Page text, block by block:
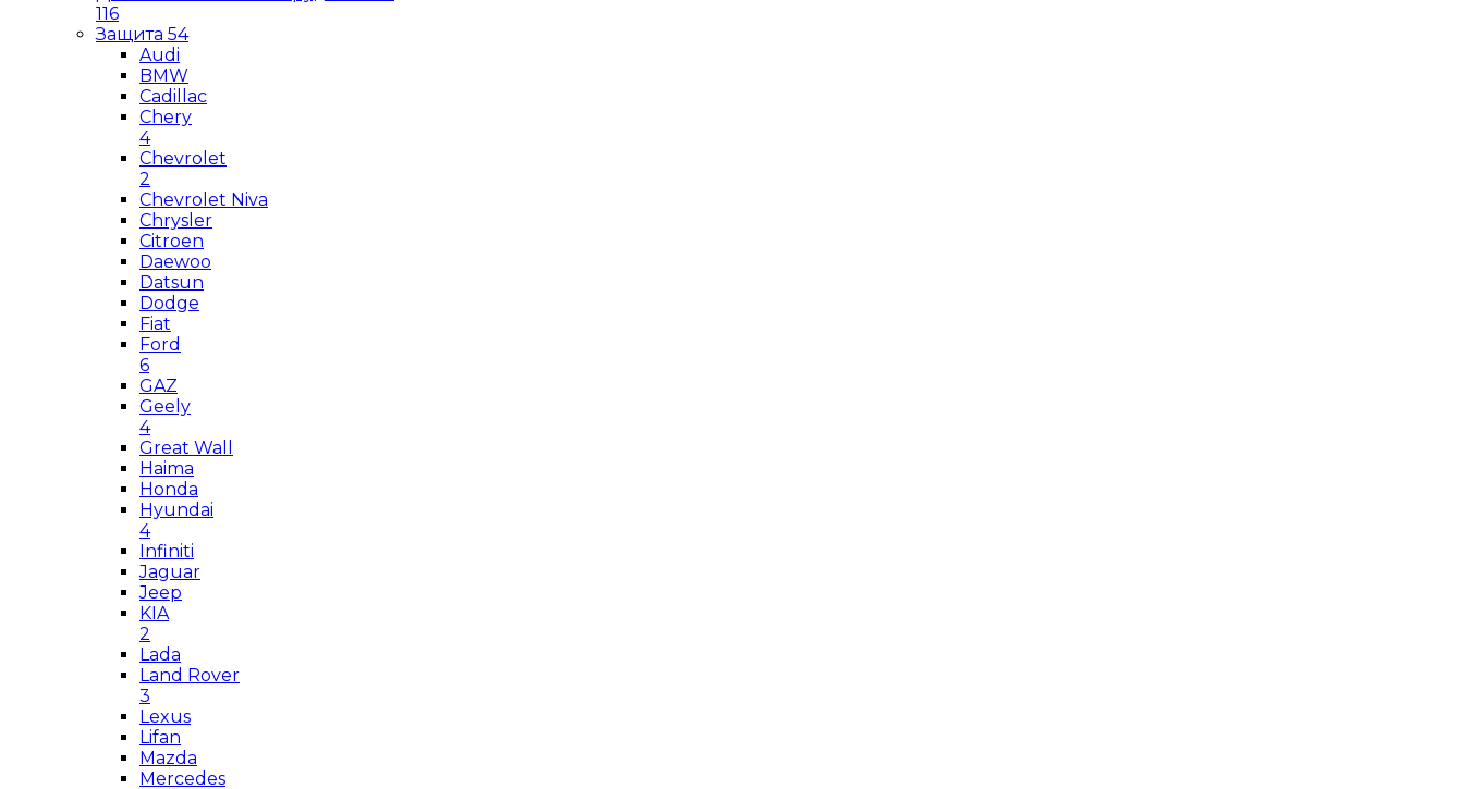
116
Защита 54
Audi
BMW
Cadillac
Chery
4
Chevrolet
2
Chevrolet Niva
Chrysler
Citroen
Daewoo
Datsun
Dodge
Fiat
Ford
6
GAZ
Geely
4
Great Wall
Haima
Honda
Hyundai
4
Infiniti
Jaguar
Jeep
KIA
2
Lada
Land Rover
3
Lexus
Lifan
Mazda
Mercedes